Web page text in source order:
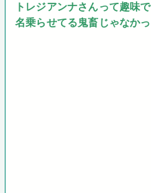
トレジアンナさんって趣味
名乗らせてる鬼畜じゃなか